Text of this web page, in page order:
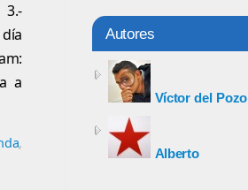
a
,
Autores
Víctor del Pozo
Alberto